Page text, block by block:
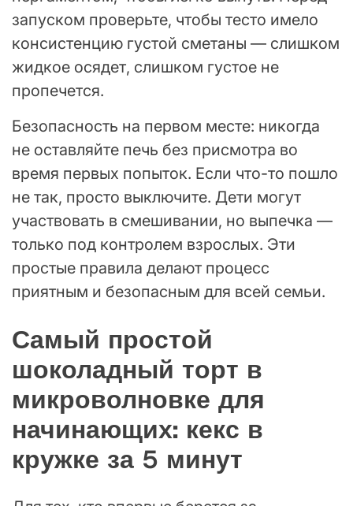
запуском проверьте, чтобы тесто имело
консистенцию густой сметаны — слишком
жидкое осядет, слишком густое не
пропечется.
Безопасность на первом месте: никогда
не оставляйте печь без присмотра во
время первых попыток. Если что-то пошло
не так, просто выключите. Дети могут
участвовать в смешивании, но выпечка —
только под контролем взрослых. Эти
простые правила делают процесс
приятным и безопасным для всей семьи.
Самый простой
шоколадный торт в
микроволновке для
начинающих: кекс в
кружке за 5 минут